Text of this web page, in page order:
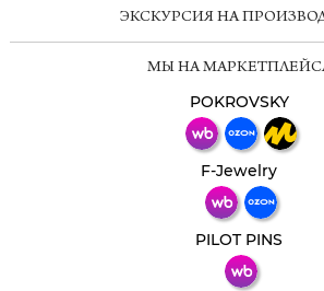
ЭКСКУРСИЯ НА
МЫ НА
POKROVSKY
F-Jewelry
PILOT PINS